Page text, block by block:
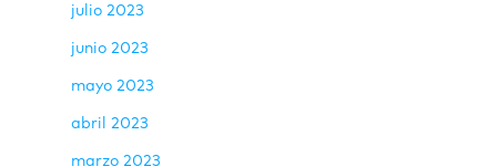
julio 2023
junio 2023
mayo 2023
abril 2023
marzo 2023